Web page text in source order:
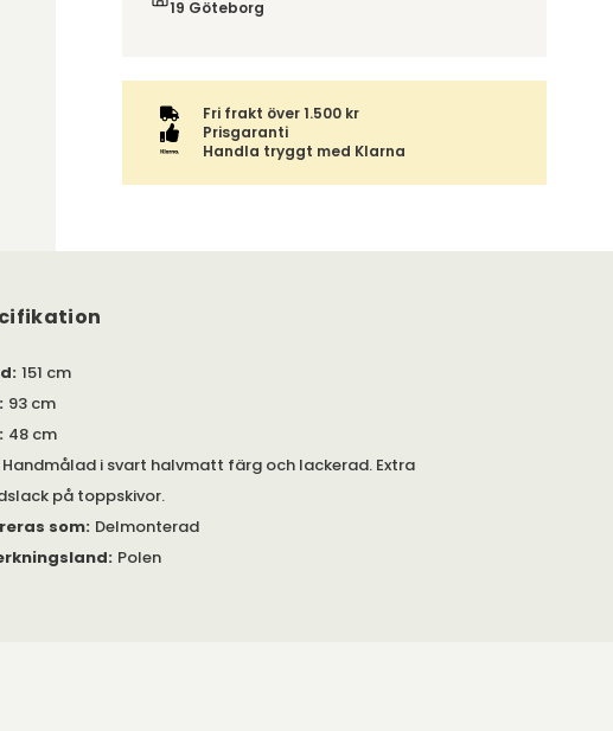
19 Göteborg
Fri frakt över 1.500 kr
Prisgaranti
Handla tryggt med Klarna
: 151 cm
: 93 cm
: 48 cm
Handmålad i svart halvmatt färg och lackerad. Extra
på toppskivor.
som: Delmonterad
: Polen